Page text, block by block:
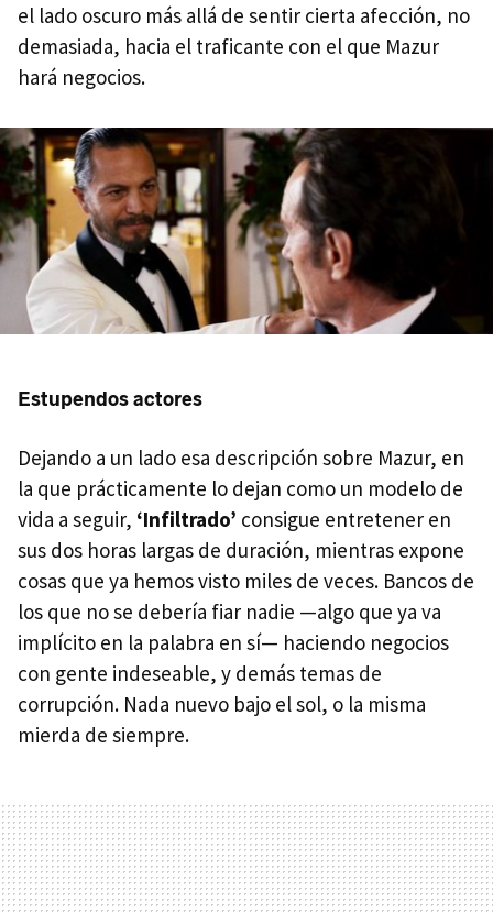
el lado oscuro más allá de sentir cierta afección, no
demasiada, hacia el traficante con el que Mazur
hará negocios.
Estupendos actores
Dejando a un lado esa descripción sobre Mazur, en
la que prácticamente lo dejan como un modelo de
vida a seguir, ‘Infiltrado’ consigue entretener en
sus dos horas largas de duración, mientras expone
cosas que ya hemos visto miles de veces. Bancos de
los que no se debería fiar nadie —algo que ya va
implícito en la palabra en sí— haciendo negocios
con gente indeseable, y demás temas de
corrupción. Nada nuevo bajo el sol, o la misma
mierda de siempre.